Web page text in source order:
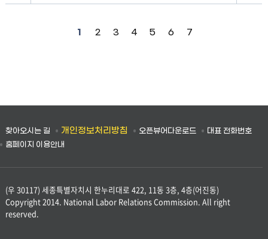
1 2 3 4 5 6 7
찾아오시는 길 개인정보처리방침 오픈뷰어다운로드
대표 전화번호
홈페이지 이용안내
(우 30117) 세종특별자치시 한누리대로 422, 11동 3층, 4층(어진동)
Copyright 2014. National Labor Relations Commission. All right
reserved.